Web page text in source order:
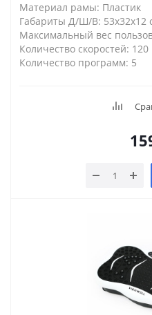
Материал рамы: Пластик
Габариты Д/Ш/В: 53х32х12
Максимальный вес
Количество скоростей: 120
Количество программ: 5